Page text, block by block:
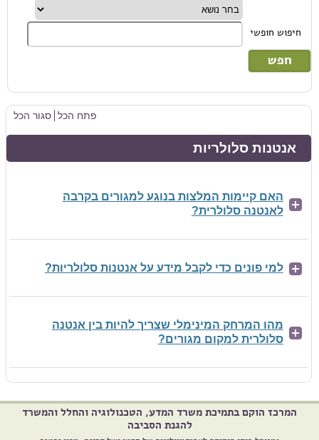
חיפוש חופשי
פתח הכל סגור הכל
אנטנות סלולריות
האם קיימות המלצות בנוגע למגורים בקרבה
לאנטנה סלולרית?
למי פונים כדי לקבל מידע על אנטנות סלולריות?
מהו המרחק המינימלי שצריך להיות בין אנטנה
סלולרית למקום מגורים?
המרכז הוקם בתמיכת משרד המדע, הטכנולוגיה והחלל והמשרד
להגנת הסביבה